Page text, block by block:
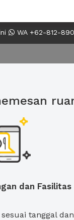
WA +62-812-
dan Fasilitas
tanggal dan